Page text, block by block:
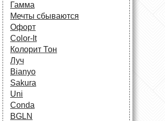
Гамма
Мечты сбываются
Офорт
Сolor-It
Колорит Тон
Луч
Bianyo
Sakura
Uni
Conda
BGLN